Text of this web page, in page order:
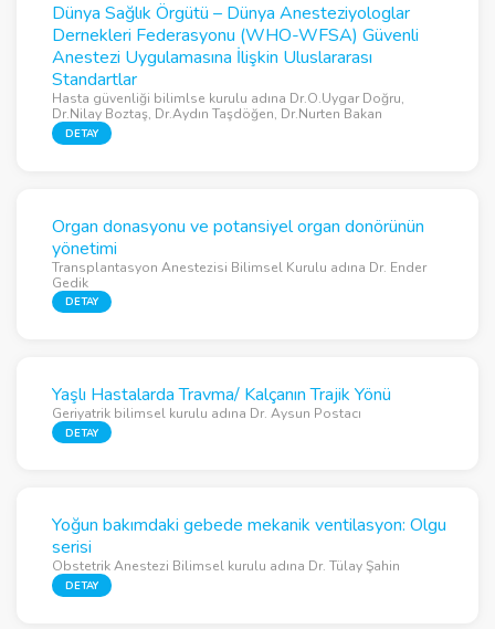
Dünya Sağlık Örgütü – Dünya Anesteziyologlar
Dernekleri Federasyonu (WHO-WFSA) Güvenli
Anestezi Uygulamasına İlişkin Uluslararası
Standartlar
Hasta güvenliği bilimlse kurulu adına Dr.O.Uygar Doğru,
Dr.Nilay Boztaş, Dr.Aydın Taşdöğen, Dr.Nurten Bakan
DETAY
Organ donasyonu ve potansiyel organ donörünün
yönetimi
Transplantasyon Anestezisi Bilimsel Kurulu adına Dr. Ender
Gedik
DETAY
Yaşlı Hastalarda Travma/ Kalçanın Trajik Yönü
Geriyatrik bilimsel kurulu adına Dr. Aysun Postacı
DETAY
Yoğun bakımdaki gebede mekanik ventilasyon: Olgu
serisi
Obstetrik Anestezi Bilimsel kurulu adına Dr. Tülay Şahin
DETAY